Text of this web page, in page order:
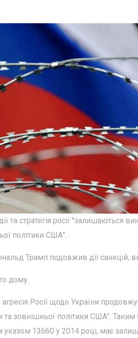
та стратегія росії "залишаються
політики США".
Трамп подовжив дії санкцій,
дому.
Росії щодо України
та зовнішньої політики США".
13660 у 2014 році, має